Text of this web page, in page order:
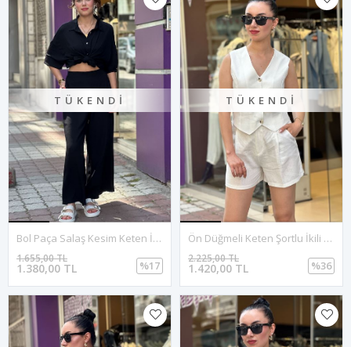
TÜKENDI
Bol Paça Salaş Kesim Keten İkili Takım-Siyah
1.380,00 TL
1.655,00 TL
%17
TÜKENDI
Ön Düğmeli Keten Şortlu İkili Takım-Beyaz
1.420,00 TL
2.225,00 TL
%36